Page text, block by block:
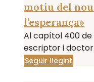
motiu del
l’esperança»
Al capítol 400 de
escriptor i doctor
Seguir llegint